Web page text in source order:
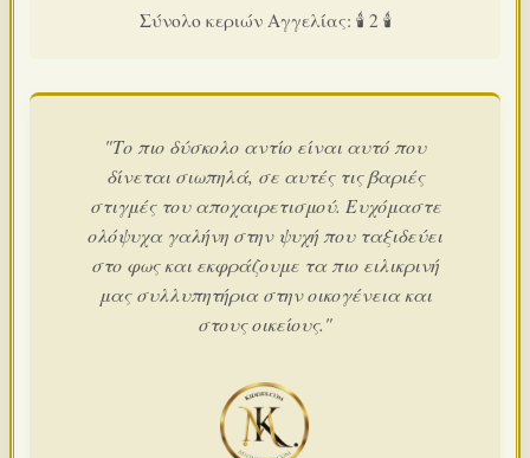
Σύνολο κεριών Αγγελίας: 🕯️ 2 🕯️
"Το πιο δύσκολο αντίο είναι αυτό που
δίνεται σιωπηλά, σε αυτές τις βαριές
στιγμές του αποχαιρετισμού. Ευχόμαστε
ολόψυχα γαλήνη στην ψυχή που ταξιδεύει
στο φως και εκφράζουμε τα πιο ειλικρινή
μας συλλυπητήρια στην οικογένεια και
στους οικείους."